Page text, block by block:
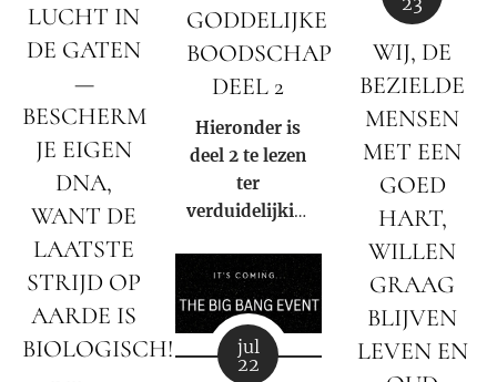
LUCHT IN
DE GATEN
—
BESCHERM
JE EIGEN
DNA,
WANT DE
LAATSTE
STRIJD OP
AARDE IS
BIOLOGISCH!
GODDELIJKE
BOODSCHAP
DEEL 2
Hieronder is
deel 2 te lezen
ter
verduidelijking
negatieve rol
en
samenzwering
in woord en
beeld van de
WIJ, DE
BEZIELDE
MENSEN
MET EEN
GOED
HART,
WILLEN
GRAAG
BLIJVEN
LEVEN EN
jul
22